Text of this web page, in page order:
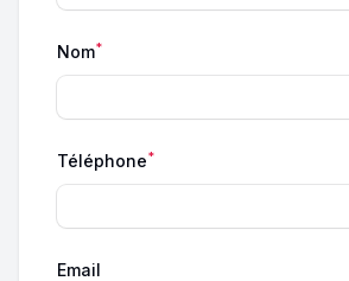
Nom*
Téléphone*
Email